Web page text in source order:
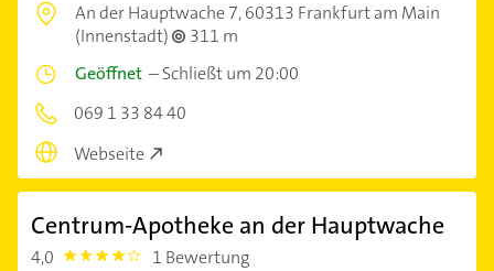
An der Hauptwache 7,60313 Frankfurt am Main
(Innenstadt)
311 m
Geöffnet –Schließt um 20:00
069 1 33 84 40
Webseite
Centrum-Apotheke an der Hauptwache
4,0 4.0 1 Bewertung